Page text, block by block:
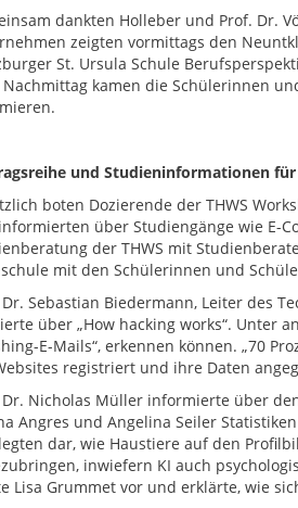
dankten Holleber und Prof. Dr.
zeigten vormittags den
St. Ursula Schule
Nachmittag kamen die Schülerinnen
und Studieninformationen
boten Dozierende der THWS
über Studiengänge wie E-
der THWS mit
mit den Schülerinnen und
Dr. Sebastian Biedermann, Leiter des
über „How hacking works“. Unter
E-Mails“, erkennen können. „70
registriert und ihre Daten
Dr. Nicholas Müller informierte über
Angres und Angelina Seiler
dar, wie Haustiere auf den
inwiefern KI auch
Lisa Grummet vor und erklärte, wie